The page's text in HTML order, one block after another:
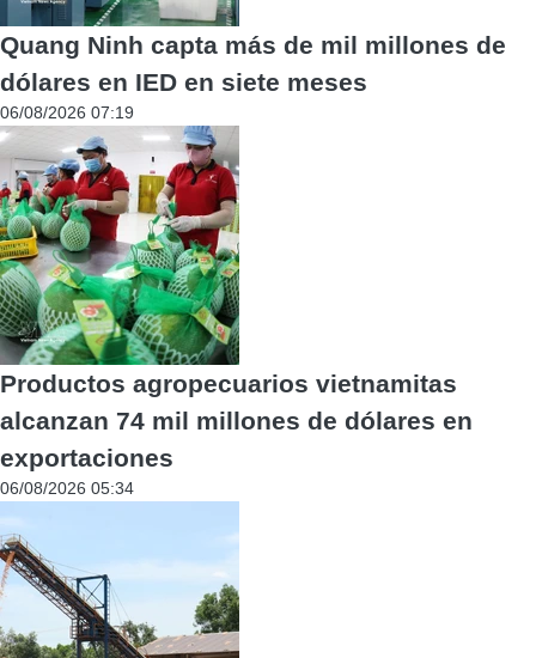
Quang Ninh capta más de mil millones de
dólares en IED en siete meses
06/08/2026 07:19
Productos agropecuarios vietnamitas
alcanzan 74 mil millones de dólares en
exportaciones
06/08/2026 05:34